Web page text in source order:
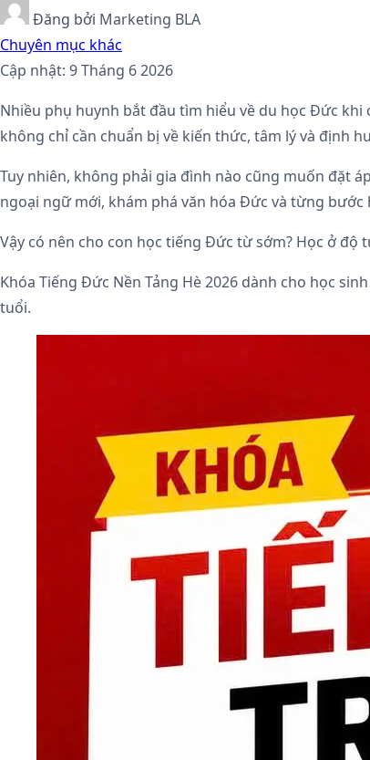
Đăng bởi Marketing BLA
Chuyên mục khác
Cập nhật: 9 Tháng 6 2026
Nhiều phụ huynh bắt đầu tìm hiểu về du học Đức
không chỉ cần chuẩn bị về kiến thức, tâm lý và định
Tuy nhiên, không phải gia đình nào cũng muốn đặt
ngoại ngữ mới, khám phá văn hóa Đức và từng
Vậy có nên cho con học tiếng Đức từ sớm? Học ở
Khóa Tiếng Đức Nền Tảng Hè 2026 dành cho học
tuổi.